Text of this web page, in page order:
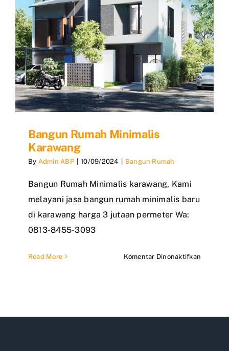
Bangun Rumah Minimalis
Karawang
By Admin ABP 10/09/2024 Bangun Rumah
Bangun Rumah Minimalis karawang, Kami
melayani jasa bangun rumah minimalis baru
di karawang harga 3 jutaan permeter Wa:
0813-8455-3093
Read More Komentar Dinonaktifkan